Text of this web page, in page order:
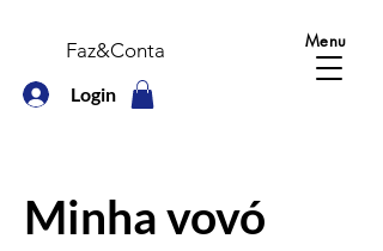
Login
Faz&Conta Menu
Minha vovó